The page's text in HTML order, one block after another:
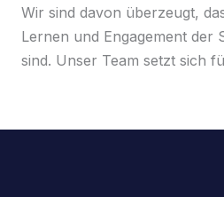
Wir sind davon überzeugt,
Lernen und Engagement der
sind. Unser Team setzt sich